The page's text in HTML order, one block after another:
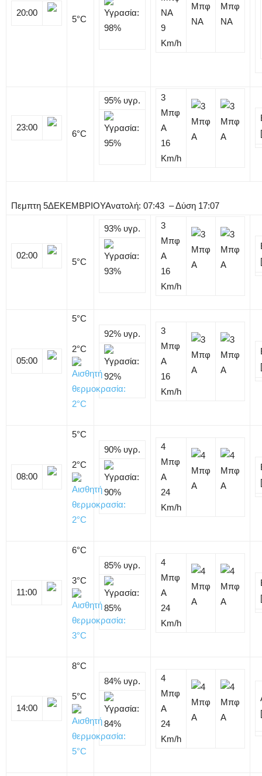
20:00
5°C
NA
9
Km/h
23:00
6°C
95% υγρ.
3
Μπφ
Α
16
Km/h
Πεμπτη 5ΔΕΚΕΜΒΡΙΟΥΑνατολή: 07:43 – Δύση 17:07
02:00
5°C
93% υγρ.
3
Μπφ
Α
16
Km/h
05:00
5°C
2°C
92% υγρ.
3
Μπφ
Α
16
Km/h
08:00
5°C
2°C
90% υγρ.
4
Μπφ
Α
24
Km/h
11:00
6°C
3°C
85% υγρ.
4
Μπφ
Α
24
Km/h
14:00
8°C
5°C
84% υγρ.
4
Μπφ
Α
24
Km/h